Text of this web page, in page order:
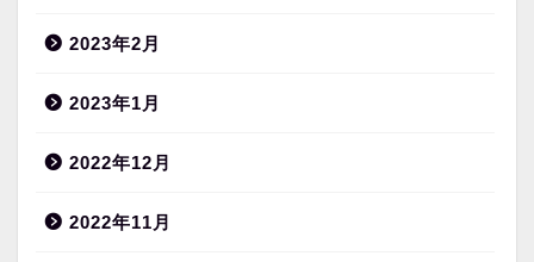
2023年2月
2023年1月
2022年12月
2022年11月